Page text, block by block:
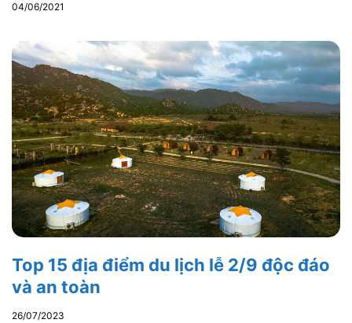
04/06/2021
Top 15 địa điểm du lịch lễ 2/9 độc đáo
và an toàn
26/07/2023